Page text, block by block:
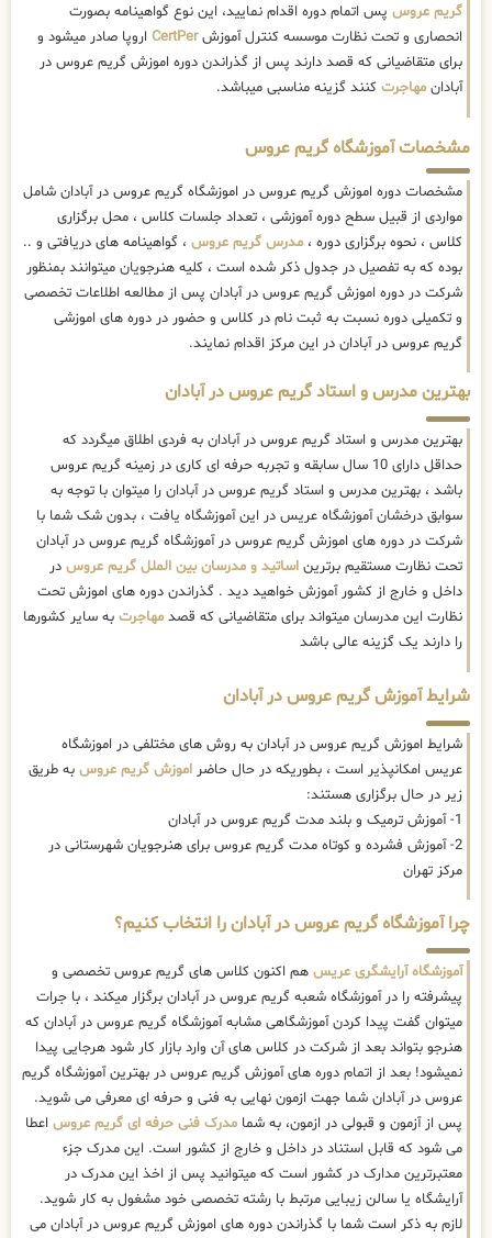
گریم عروس پس اتمام دوره اقدام نمایید، این نوع گواهینامه بصورت
انحصاری و تحت نظارت موسسه کنترل آموزشCertPer اروپا صادر میشود و
برای متقاضیانی که قصد دارند پس از گذراندن دوره اموزش گریم عروس در
آبادان مهاجرت کنند گزینه مناسبی میباشد.
مشخصات آموزشگاه گریم عروس
مشخصات دوره اموزش گریم عروس در اموزشگاه گریم عروس در آبادان شامل
مواردی از قبیل سطح دوره آموزشی ، تعداد جلسات کلاس ، محل برگزاری
کلاس ، نحوه برگزاری دوره ، مدرس گریم عروس ، گواهینامه های دریافتی و ..
بوده که به تفصیل در جدول ذکر شده است ، کلیه هنرجویان میتوانند بمنظور
شرکت در دوره اموزش گریم عروس در آبادان پس از مطالعه اطلاعات تخصصی
و تکمیلی دوره نسبت به ثبت نام در کلاس و حضور در دوره های اموزشی
گریم عروس در آبادان در این مرکز اقدام نمایند.
بهترین مدرس و استاد گریم عروس در آبادان
بهترین مدرس و استاد گریم عروس در آبادان به فردی اطلاق میگردد که
حداقل دارای 10 سال سابقه و تجربه حرفه ای کاری در زمینه گریم عروس
باشد ، بهترین مدرس و استاد گریم عروس در آبادان را میتوان با توجه به
سوابق درخشان آموزشگاه عریس در این آموزشگاه یافت ، بدون شک شما با
شرکت در دوره های اموزش گریم عروس در آموزشگاه گریم عروس در آبادان
تحت نظارت مستقیم برترین اساتید و مدرسان بین الملل گریم عروس در
داخل و خارج از کشور آموزش خواهید دید . گذراندن دوره های اموزش تحت
نظارت این مدرسان میتواند برای متقاضیانی که قصد مهاجرت به سایر کشورها
را دارند یک گزینه عالی باشد
شرایط آموزش گریم عروس در آبادان
شرایط اموزش گریم عروس در آبادان به روش های مختلفی در اموزشگاه
عریس امکانپذیر است ، بطوریکه در حال حاضر اموزش گریم عروس به طریق
زیر در حال برگزاری هستند:
1- آموزش ترمیک و بلند مدت گریم عروس در آبادان
2- آموزش فشرده و کوتاه مدت گریم عروس برای هنرجویان شهرستانی در
مرکز تهران
چرا آموزشگاه گریم عروس در آبادان را انتخاب کنیم؟
آموزشگاه آرایشگری عریس هم اکنون کلاس های گریم عروس تخصصی و
پیشرفته را در آموزشگاه شعبه گریم عروس در آبادان برگزار میکند ، با جرات
میتوان گفت پیدا کردن آموزشگاهی مشابه آموزشگاه گریم عروس در آبادان که
هنرجو بتواند بعد از شرکت در کلاس های آن وارد بازار کار شود هرجایی پیدا
نمیشود! بعد از اتمام دوره های آموزش گریم عروس در بهترین آموزشگاه گریم
عروس در آبادان شما جهت ازمون نهایی به فنی و حرفه ای معرفی می شوید.
پس از آزمون و قبولی در ازمون، به شما مدرک فنی حرفه ای گریم عروس اعطا
می شود که قابل استناد در داخل و خارج از کشور است. این مدرک جزء
معتبرترین مدارک در کشور است که میتوانید پس از اخذ این مدرک در
آرایشگاه یا سالن زیبایی مرتبط با رشته تخصصی خود مشغول به کار شوید.
لازم به ذکر است شما با گذراندن دوره های اموزش گریم عروس در آبادان می